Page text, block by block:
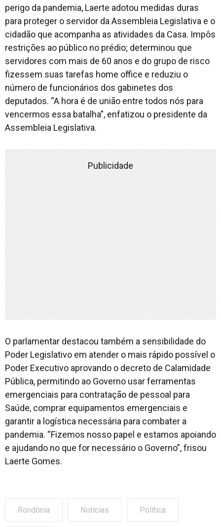
perigo da pandemia, Laerte adotou medidas duras
para proteger o servidor da Assembleia Legislativa e o
cidadão que acompanha as atividades da Casa. Impôs
restrições ao público no prédio; determinou que
servidores com mais de 60 anos e do grupo de risco
fizessem suas tarefas home office e reduziu o
número de funcionários dos gabinetes dos
deputados. “A hora é de união entre todos nós para
vencermos essa batalha”, enfatizou o presidente da
Assembleia Legislativa.
Publicidade
O parlamentar destacou também a sensibilidade do
Poder Legislativo em atender o mais rápido possível o
Poder Executivo aprovando o decreto de Calamidade
Pública, permitindo ao Governo usar ferramentas
emergenciais para contratação de pessoal para
Saúde, comprar equipamentos emergenciais e
garantir a logística necessária para combater a
pandemia. “Fizemos nosso papel e estamos apoiando
e ajudando no que for necessário o Governo”, frisou
Laerte Gomes.
Rondônia Notícias Política